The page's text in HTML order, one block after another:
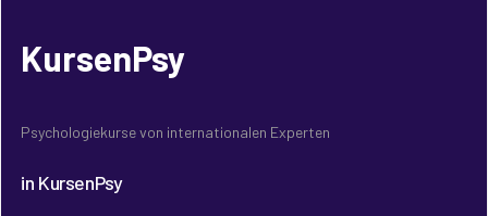
KursenPsy
Psychologiekurse von internationalen Experten
in KursenPsy